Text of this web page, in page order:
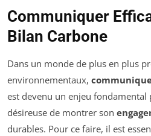
Communiquer
Bilan Carbone
Dans un monde de plus en plus
environnementaux,
est devenu un enjeu
désireuse de montrer son
durables. Pour ce faire, il est